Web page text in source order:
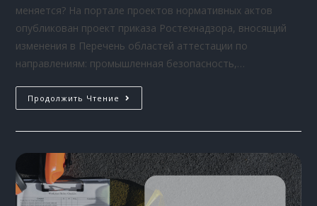
меняется? На портале проектов нормативных актов
опубликован проект приказа Ростехнадзора, вносящий
изменения в Перечень областей аттестации по
направлениям: промышленная безопасность,…
Продолжить Чтение